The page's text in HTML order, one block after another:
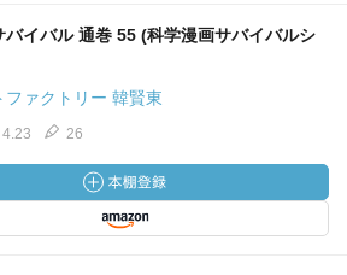
バイバル 通巻 55 (科学漫画サバイバルシ
ファクトリー 韓賢東
4.23 26